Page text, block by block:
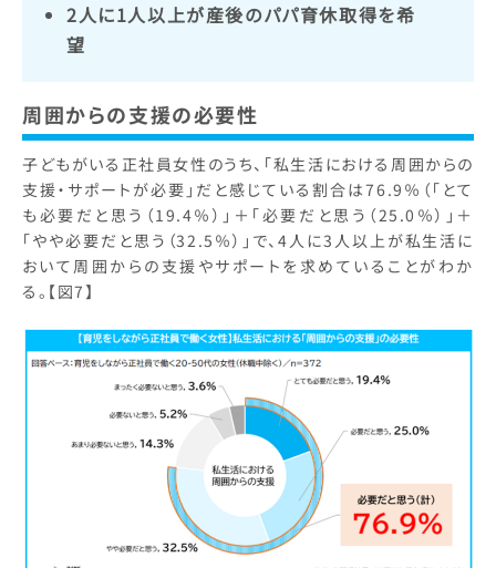
2人に1人以上が産後のパパ育休取得を希
望
周囲からの支援の必要性
子どもがいる正社員女性のうち、「私生活における周囲からの
支援・サポートが必要」だと感じている割合は76.9％（「とて
も必要だと思う（19.4％）」＋「必要だと思う（25.0％）」＋
「やや必要だと思う（32.5％）」で、4人に3人以上が私生活に
おいて周囲からの支援やサポートを求めていることがわか
る。【図7】